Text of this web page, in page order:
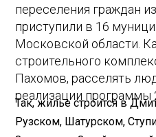
переселения граждан из
приступили в 16
Московской области.
строительного
Пахомов, расселять
реализации программы
Так, жилье строится в
Рузском, Шатурском,